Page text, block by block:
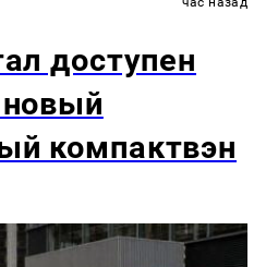
доступен
компактвэн